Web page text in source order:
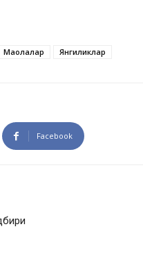
Мақолалар Янгиликлар
Facebook